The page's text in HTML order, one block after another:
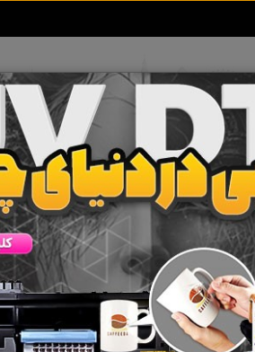
خبرهای سایت تماس با ما